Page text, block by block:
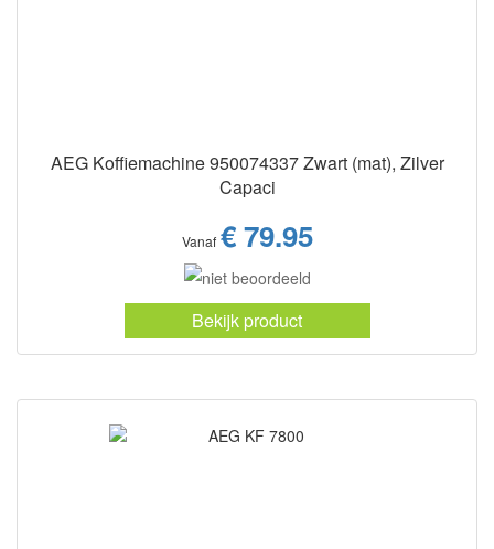
AEG Koffiemachine 950074337 Zwart (mat), Zilver
Capaci
Vanaf € 79.95
Bekijk product